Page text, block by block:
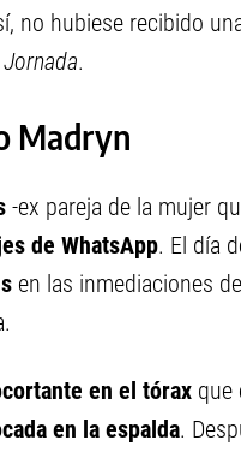
no hubiese recibido
.
Madryn
-ex pareja de la mujer
de WhatsApp. El día
en las inmediaciones
en el tórax que
en la espalda.